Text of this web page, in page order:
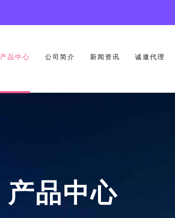
产品中心 公司简介 新闻资讯 诚邀代理
产品中心